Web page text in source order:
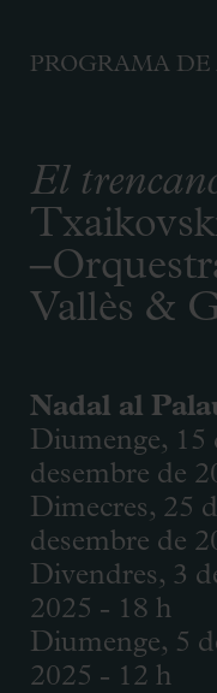
PROGRAMA DE
El
Vallès &
Nadal al
Diumenge, 15
desembre de
Dimecres, 25
desembre de
Divendres, 3
2025 - 18 h
Diumenge, 5
2025 - 12 h